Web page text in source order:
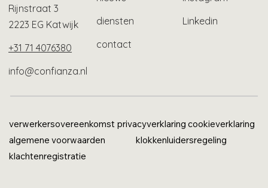
Rijnstraat 3
2223 EG Katwijk
+31 71 4076380
info@confianza.nl
diensten
contact
Linkedin
verwerkersovereenkomst privacyverklaring cookieverklaring
algemene voorwaarden
klokkenluidersregeling
klachtenregistratie